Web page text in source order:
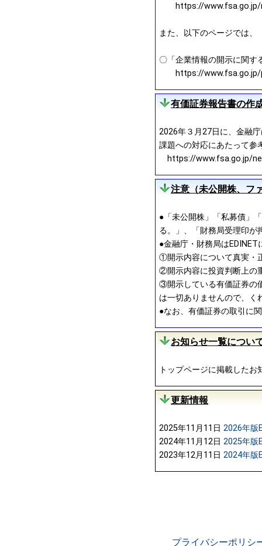
https://www.fsa.go.jp/
また、以下のページでは
〇「企業情報の開示に関す
https://www.fsa.go.jp/
有価証券報告書の作
2026年３月27日に、金融
課題への対応にあたって参
https://www.fsa.go.jp/
注意（未公開株、フ
●「未公開株」「私募債」
る。」、「財務局受理印が
●金融庁・財務局は
①開示内容について真実・
②開示内容に投資判断上の
③開示している有価証券の
は一切ありませんので、く
●なお、有価証券の取引に
お知らせ一覧につい
トップページに掲載した
更新情報
2025年11月11日 2026年版
2024年11月12日 2025年版
2023年12月11日 2024年版
プライバシーポリシ